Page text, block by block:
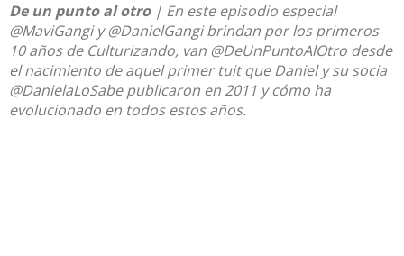
De un punto al otro| En este episodio especial
@MaviGangiy@DanielGangibrindan por los primeros
10 años de Culturizando, van @DeUnPuntoAlOtro desde
el nacimiento de aquel primer tuit que Daniel y su socia
@DanielaLoSabepublicaron en 2011 y cómo ha
evolucionado en todos estos años.